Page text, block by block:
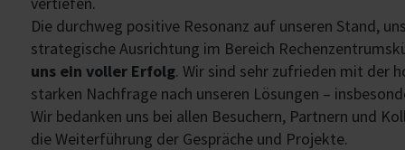
Die durchweg positive Resonanz auf unseren Stand,
strategische Ausrichtung im Bereich
uns ein voller Erfolg. Wir sind sehr zufrieden mit der
starken Nachfrage nach unseren Lösungen –
Wir bedanken uns bei allen Besuchern, Partnern und
die Weiterführung der Gespräche und Projekte.